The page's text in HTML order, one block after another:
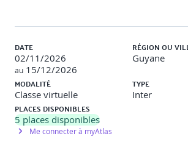
non-assertifs, posture OK/OK.
CLASSE VIRTUELLE 5 - 3h30
Mettre en place les conditions de
feedback ||
: Piliers de la
de reconnaissance, cadre du feedback.
Réaliser un feedback appréciatif
Protocole du feedback appréciatif,
DATE
02/11/2026
au 15/12/2026
RÉGION OU
Guyane
MODALITÉ
Classe virtuelle
TYPE
Inter
PLACES DISPONIBLES
5 places disponibles
Me connecter à myAtlas